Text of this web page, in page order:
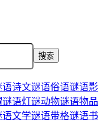
搜索
语诗文谜语俗语谜语影
谜语灯谜动物谜语物品
语文学谜语带格谜语书